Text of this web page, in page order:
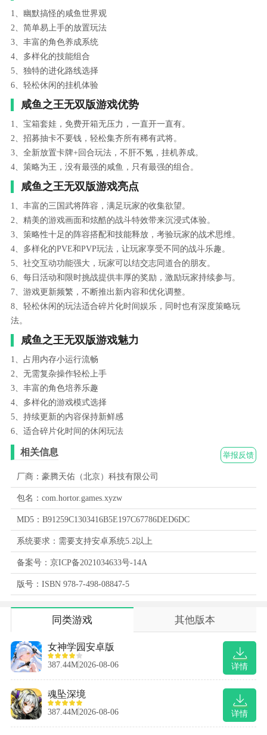
1、幽默搞怪的咸鱼世界观
2、简单易上手的放置玩法
3、丰富的角色养成系统
4、多样化的技能组合
5、独特的进化路线选择
6、轻松休闲的挂机体验
咸鱼之王无双版游戏优势
1、宝箱套娃，免费开箱无压力，一直开一直有。
2、招募抽卡不要钱，轻松集齐所有稀有武将。
3、全新放置卡牌+回合玩法，不肝不氪，挂机养成。
4、策略为王，没有最强的咸鱼，只有最强的组合。
咸鱼之王无双版游戏亮点
1、丰富的三国武将阵容，满足玩家的收集欲望。
2、精美的游戏画面和炫酷的战斗特效带来沉浸式体验。
3、策略性十足的阵容搭配和技能释放，考验玩家的战术思维。
4、多样化的PVE和PVP玩法，让玩家享受不同的战斗乐趣。
5、社交互动功能强大，玩家可以结交志同道合的朋友。
6、每日活动和限时挑战提供丰厚的奖励，激励玩家持续参与。
7、游戏更新频繁，不断推出新内容和优化调整。
8、轻松休闲的玩法适合碎片化时间娱乐，同时也有深度策略玩
法。
咸鱼之王无双版游戏魅力
1、占用内存小运行流畅
2、无需复杂操作轻松上手
3、丰富的角色培养乐趣
4、多样化的游戏模式选择
5、持续更新的内容保持新鲜感
6、适合碎片化时间的休闲玩法
举报反馈
相关信息
厂商：豪腾天佑（北京）科技有限公司
包名：com.hortor.games.xyzw
MD5：B91259C1303416B5E197C67786DED6DC
系统要求：需要支持安卓系统5.2以上
备案号：京ICP备2021034633号-14A
版号：ISBN 978-7-498-08847-5
同类游戏 其他版本
详情
女神学园安卓版
387.44M 2026-08-06
详情
魂坠深境
387.44M 2026-08-06